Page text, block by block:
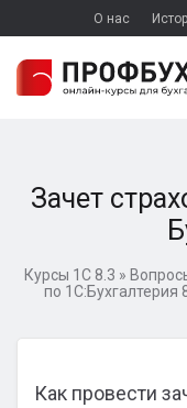
О нас
Зачет
Курсы 1С 8.3 »
по 1С:Бухгалтерия
Как провести